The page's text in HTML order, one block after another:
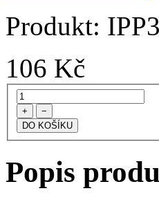
Produkt:
106 Kč
+ −
Popis